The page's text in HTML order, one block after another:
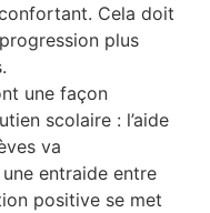
Cela doit
plus
une façon
scolaire : l’aide
va
entraide entre
positive se met